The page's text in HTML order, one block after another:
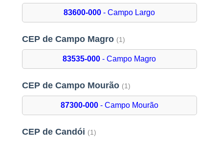
83600-000 - Campo Largo
CEP de Campo Magro (1)
83535-000 - Campo Magro
CEP de Campo Mourão (1)
87300-000- Campo Mourão
CEP de Candói (1)